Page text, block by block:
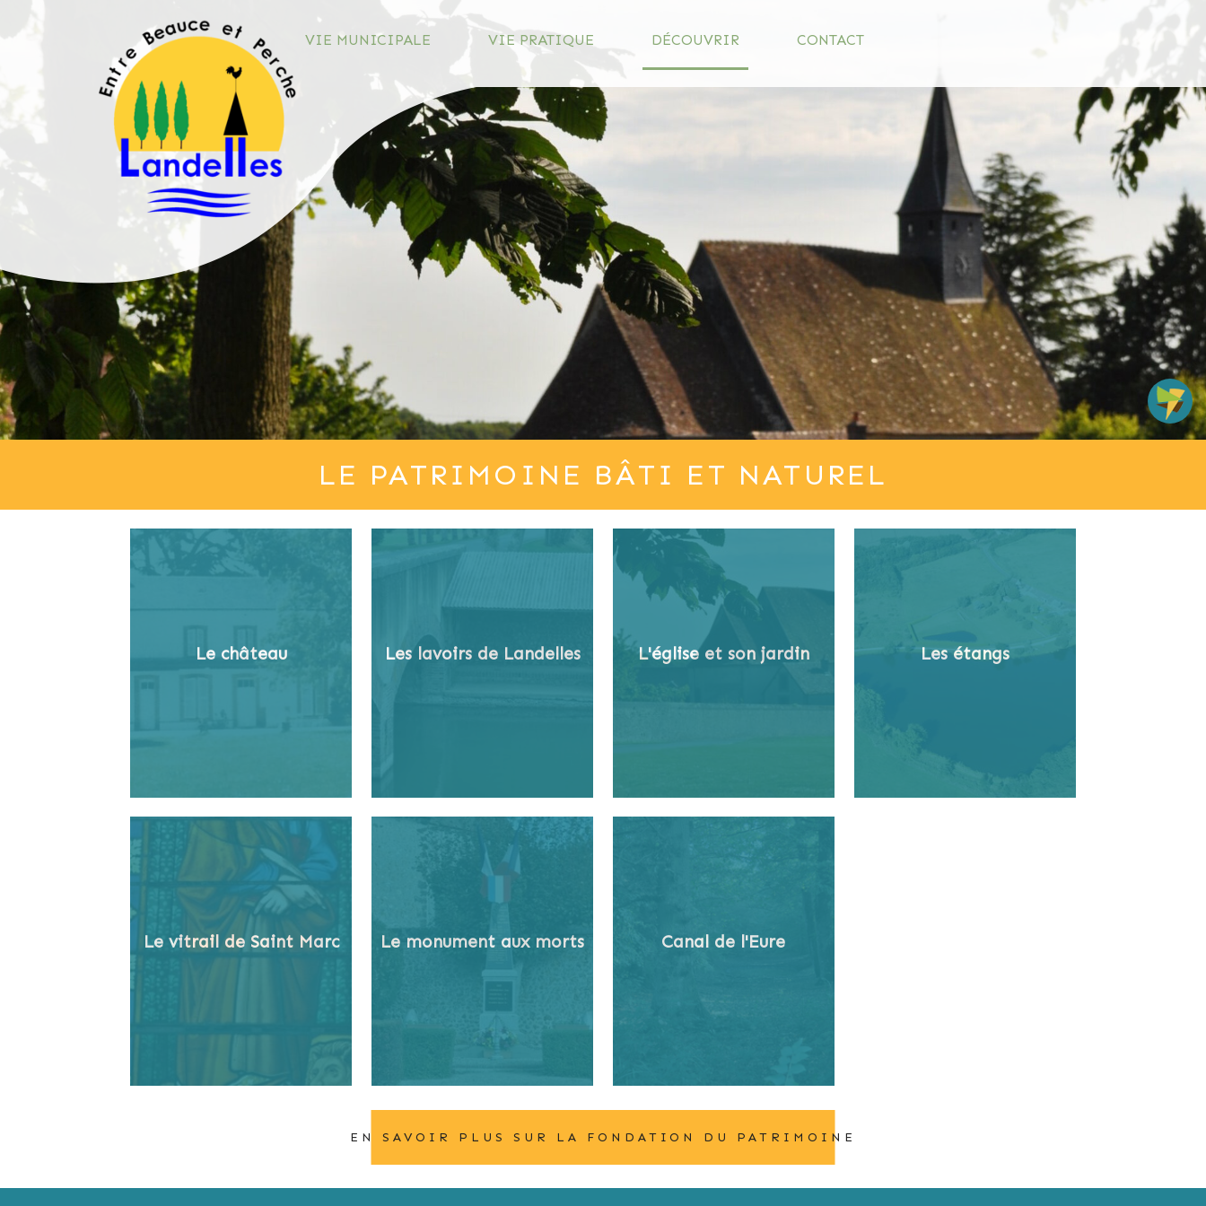
VIE MUNICIPALE VIE PRATIQUE DÉCOUVRIR CONTACT
LE PATRIMOINE BÂTI ET NATUREL
Le château Les lavoirs de Landelles L'église et son jardin Les étangs
Le vitrail de Saint Marc Le monument aux morts Canal de l'Eure
EN SAVOIR PLUS SUR LA FONDATION DU PATRIMOINE